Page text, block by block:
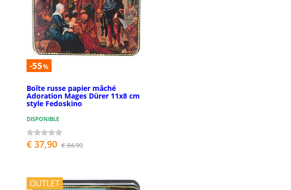
-55%
Boîte russe papier mâché
Adoration Mages Dürer 11x8 cm
style Fedoskino
DISPONIBLE
€ 37,90 € 84,90
OUTLET